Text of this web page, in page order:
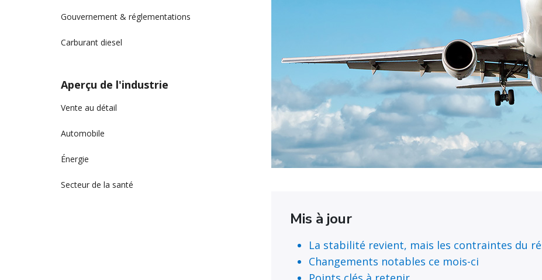
Gouvernement & réglementations
Carburant diesel
Aperçu de l'industrie
Vente au détail
Automobile
Énergie
Secteur de la santé
Mis à jour
La stabilité revient, mais les contraintes du
Changements notables ce mois-ci